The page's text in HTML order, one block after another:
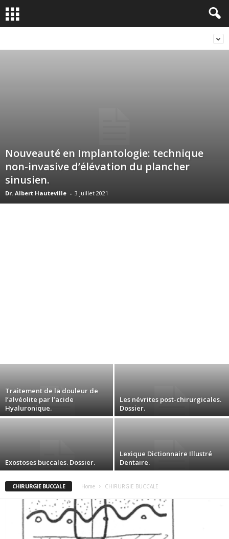
Nouveauté en Implantologie: technique
non-invasive d’élévation du plancher
sinusien.
Dr. Albert Hauteville - 3 juillet 2021
Traitement de la douleur de
l’alvéolite par l’acide
Hyaluronique.
Les névrites post-chirurgicales.
Dossier.
Exostoses buccales. Dossier.
Lexique Dictionnaire Illustré
Dentaire.
CHIRURGIE BUCCALE Home CHIRURGIE BUCCALE